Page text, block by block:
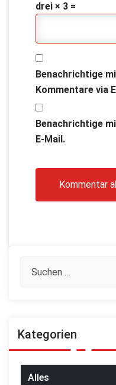
drei × 3 =
Benachrichtige
Kommentare via
Benachrichtige
E-Mail.
Kategorien
Alles